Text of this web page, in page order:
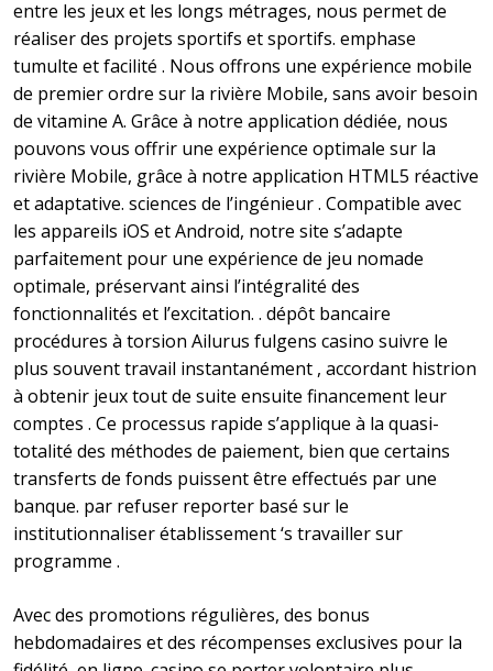
entre les jeux et les longs métrages, nous permet de
réaliser des projets sportifs et sportifs. emphase
tumulte et facilité . Nous offrons une expérience mobile
de premier ordre sur la rivière Mobile, sans avoir besoin
de vitamine A. Grâce à notre application dédiée, nous
pouvons vous offrir une expérience optimale sur la
rivière Mobile, grâce à notre application HTML5 réactive
et adaptative. sciences de l’ingénieur . Compatible avec
les appareils iOS et Android, notre site s’adapte
parfaitement pour une expérience de jeu nomade
optimale, préservant ainsi l’intégralité des
fonctionnalités et l’excitation. . dépôt bancaire
procédures à torsion Ailurus fulgens casino suivre le
plus souvent travail instantanément , accordant histrion
à obtenir jeux tout de suite ensuite financement leur
comptes . Ce processus rapide s’applique à la quasi-
totalité des méthodes de paiement, bien que certains
transferts de fonds puissent être effectués par une
banque. par refuser reporter basé sur le
institutionnaliser établissement ‘s travailler sur
programme .
Avec des promotions régulières, des bonus
hebdomadaires et des récompenses exclusives pour la